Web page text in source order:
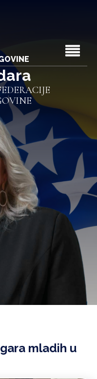
mladih u